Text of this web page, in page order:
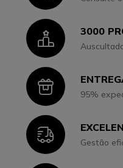
Icon3000
Icon95%
IconGestão